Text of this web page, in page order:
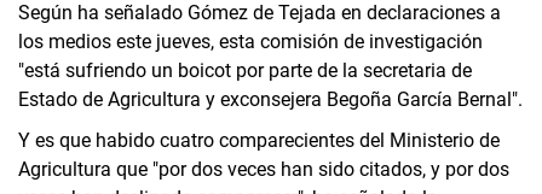
Según ha señalado Gómez de Tejada en declaraciones a
los medios este jueves, esta comisión de investigación
"está sufriendo un boicot por parte de la secretaria de
Estado de Agricultura y exconsejera Begoña García Bernal".
Y es que habido cuatro comparecientes del Ministerio de
Agricultura que "por dos veces han sido citados, y por dos